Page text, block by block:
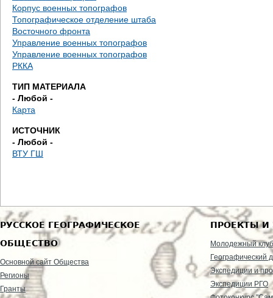
ь
Корпус военных топографов
Топографическое отделение штаба
Восточного фронта
Управление военных топографов
Управление военных топографов
РККА
ТИП МАТЕРИАЛА
- Любой -
Карта
ИСТОЧНИК
- Любой -
ВТУ ГШ
РУССКОЕ ГЕОГРАФИЧЕСКОЕ
ОБЩЕСТВО
Основной сайт Общества
Регионы
Гранты
ПРОЕКТЫ И
Молодежный клуб
Географический
Экспедиции и
Экспедиции РГО